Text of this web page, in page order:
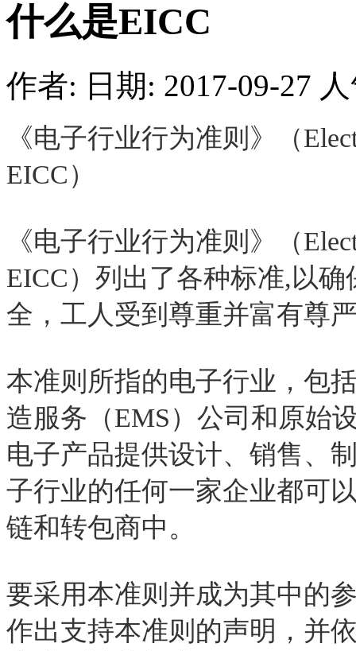
什么是EICC
作者: 日期: 2017-09-27
《电子行业行为准则》（
EICC）
《电子行业行为准则》（
EICC）列出了各种标准,以确
全，工人受到尊重并富有尊
本准则所指的电子行业，包
造服务（EMS）公司和原始
电子产品提供设计、销售、
子行业的任何一家企业都可
链和转包商中。
要采用本准则并成为其中的
作出支持本准则的声明，并